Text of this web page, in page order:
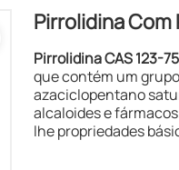
Pirrolidina Com
Pirrolidina CAS 123-
que contém um
azaciclopentano
alcaloides e
lhe propriedades